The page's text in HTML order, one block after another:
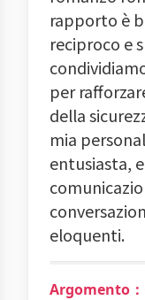
rapporto è
reciproco e
per
della
mia
entusiasta,
eloquenti.
Argomento